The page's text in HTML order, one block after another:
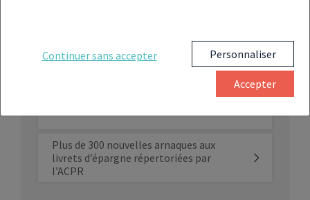
Faux mails de notaires : attention à
cette nouvelle arnaque !
Placements financiers : méfiance sur
Plus de 300 nouvelles arnaques aux
livrets d’épargne répertoriées par
l’ACPR
Continuer sans accepter Personnaliser
Accepter